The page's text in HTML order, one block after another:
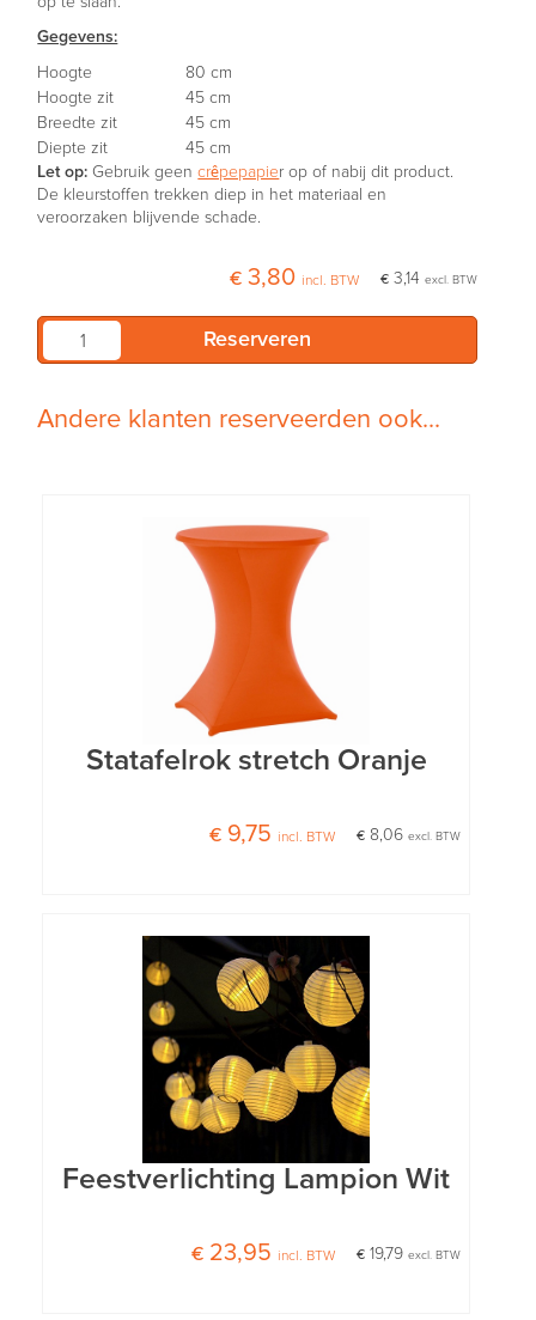
Gegevens:
Hoogte
80 cm
Hoogte zit
45 cm
Breedte zit
45 cm
Diepte zit
45 cm
Let op: Gebruik geencrêpepapier op of nabij dit product.
De kleurstoffen trekken diep in het materiaal en
veroorzaken blijvende schade.
€ 3,14 excl. BTW
€ 3,80 incl. BTW
Andere klanten reserveerden ook...
Statafelrok stretch Oranje
€ 8,06excl. BTW
€ 9,75 incl. BTW
Feestverlichting Lampion Wit
€ 19,79excl. BTW
€ 23,95 incl. BTW